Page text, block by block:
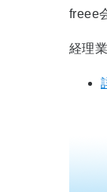
freee
経理